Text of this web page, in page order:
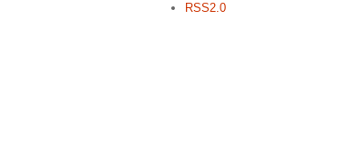
RSS2.0